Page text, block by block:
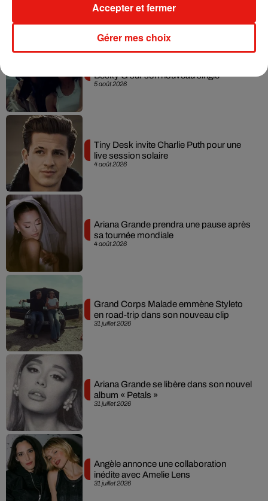
Musique
5 août 2026
Becky G sur son nouveau single
4 août 2026
Tiny Desk invite Charlie Puth pour une
live session solaire
4 août 2026
Ariana Grande prendra une pause après
sa tournée mondiale
31 juillet 2026
Grand Corps Malade emmène Styleto
en road-trip dans son nouveau clip
31 juillet 2026
Ariana Grande se libère dans son nouvel
album « Petals »
31 juillet 2026
Angèle annonce une collaboration
inédite avec Amelie Lens
Gérer mes choix
Accepter et fermer